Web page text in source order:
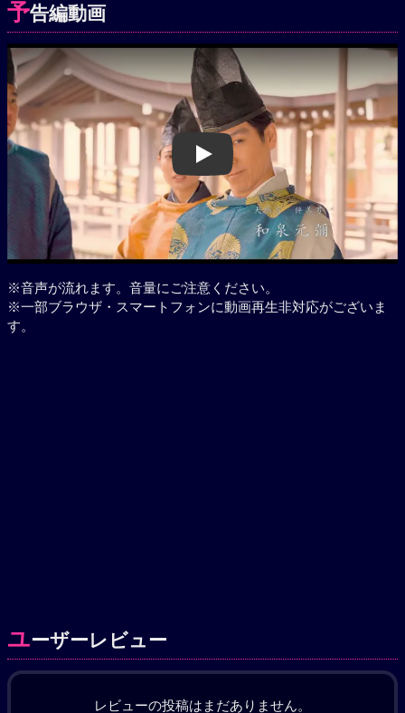
予告編動画
Play
※音声が流れます。音量にご注意ください。
※一部ブラウザ・スマートフォンに動画再生非対応がございま
す。
ユーザーレビュー
レビューの投稿はまだありません。